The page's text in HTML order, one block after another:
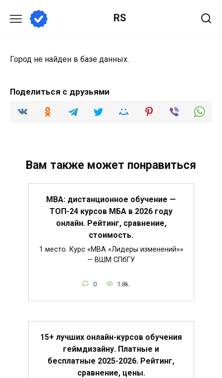
содержанию
RS
Город не найден в базе данных.
Поделиться с друзьями
Вам также может понравиться
MBA: дистанционное обучение —
ТОП-24 курсов МБА в 2026 году
онлайн. Рейтинг, сравнение,
стоимость.
1 место. Курс «MBA «Лидеры изменений»»
— ВШМ СПбГУ
0 1.8k.
15+ лучших онлайн-курсов обучения
геймдизайну. Платные и
бесплатные 2025-2026. Рейтинг,
сравнение, цены.